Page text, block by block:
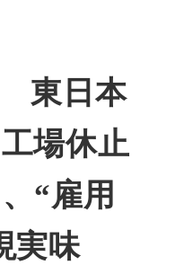
東日本
場休止
“雇用
実味